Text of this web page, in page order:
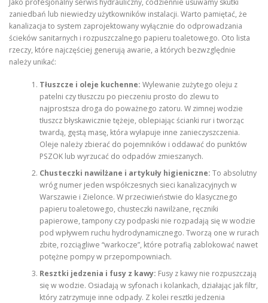
zaniedbań lub niewiedzy użytkowników instalacji. Warto pamiętać, że
kanalizacja to system zaprojektowany wyłącznie do odprowadzania
ścieków sanitarnych i rozpuszczalnego papieru toaletowego. Oto lista
rzeczy, które najczęściej generują awarie, a których bezwzględnie
należy unikać:
Tłuszcze i oleje kuchenne: Wylewanie zużytego oleju z
patelni czy tłuszczu po pieczeniu prosto do zlewu to
najprostsza droga do poważnego zatoru. W zimnej wodzie
tłuszcz błyskawicznie tężeje, oblepiając ścianki rur i tworząc
twardą, gęstą masę, która wyłapuje inne zanieczyszczenia.
Oleje należy zbierać do pojemników i oddawać do punktów
PSZOK lub wyrzucać do odpadów zmieszanych.
Chusteczki nawilżane i artykuły higieniczne: To absolutny
wróg numer jeden współczesnych sieci kanalizacyjnych w
Warszawie i Zielonce. W przeciwieństwie do klasycznego
papieru toaletowego, chusteczki nawilżane, ręczniki
papierowe, tampony czy podpaski nie rozpadają się w wodzie
pod wpływem ruchu hydrodynamicznego. Tworzą one w rurach
zbite, rozciągliwe “warkocze”, które potrafią zablokować nawet
potężne pompy w przepompowniach.
Resztki jedzenia i fusy z kawy: Fusy z kawy nie rozpuszczają
się w wodzie. Osiadają w syfonach i kolankach, działając jak filtr,
który zatrzymuje inne odpady. Z kolei resztki jedzenia